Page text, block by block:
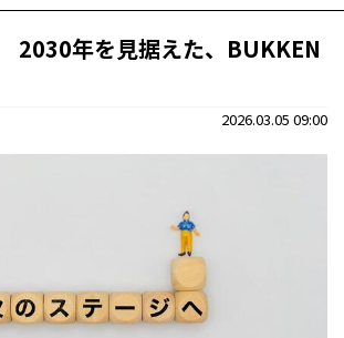
2030年を見据えた、BUKKEN
2026.03.05 09:00